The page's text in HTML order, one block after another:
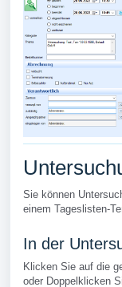
Sie können
einem Tageslisten-
In der
Klicken Sie auf die
oder Doppelklicken